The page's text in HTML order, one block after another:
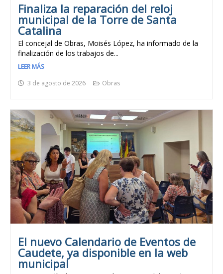
Finaliza la reparación del reloj
municipal de la Torre de Santa
Catalina
El concejal de Obras, Moisés López, ha informado de la
finalización de los trabajos de...
LEER MÁS
3 de agosto de 2026
Obras
El nuevo Calendario de Eventos de
Caudete, ya disponible en la web
municipal